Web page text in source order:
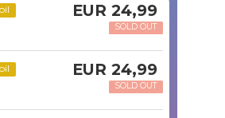
EUR 24,99
SOLD OUT
EUR 24,99
SOLD OUT